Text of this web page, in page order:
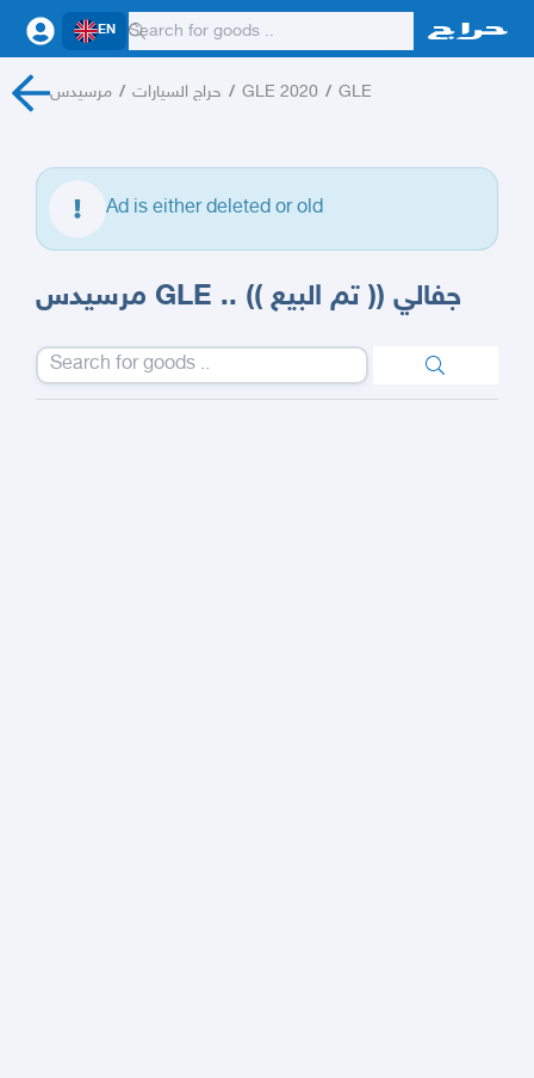
EN
مرسيدس / حراج السيارات / GLE 2020 / GLE
Ad is either deleted or old
مرسيدس GLE .. جفالي (( تم البيع ))